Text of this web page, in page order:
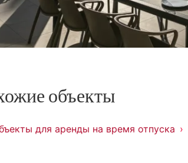
объекты
для аренды на время отпуска